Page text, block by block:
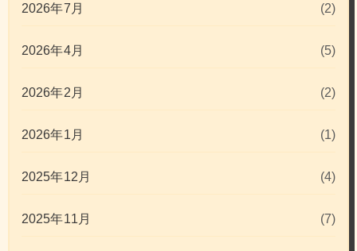
2026年7月 (2)
2026年4月 (5)
2026年2月 (2)
2026年1月 (1)
2025年12月 (4)
2025年11月 (7)